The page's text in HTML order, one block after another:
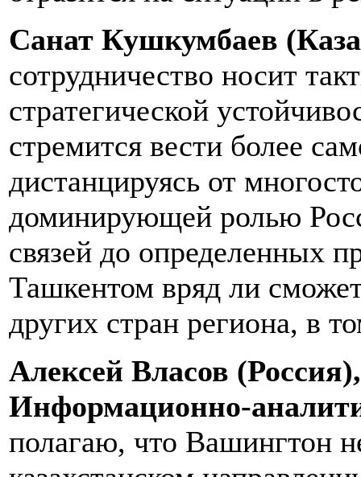
Санат Кушкумбаев
сотрудничество носит
стратегической
стремится вести более
дистанцируясь от
доминирующей ролью
связей до определенных
Ташкентом вряд ли
других стран региона, в
Алексей Власов
Информационно-
полагаю, что Вашингтон